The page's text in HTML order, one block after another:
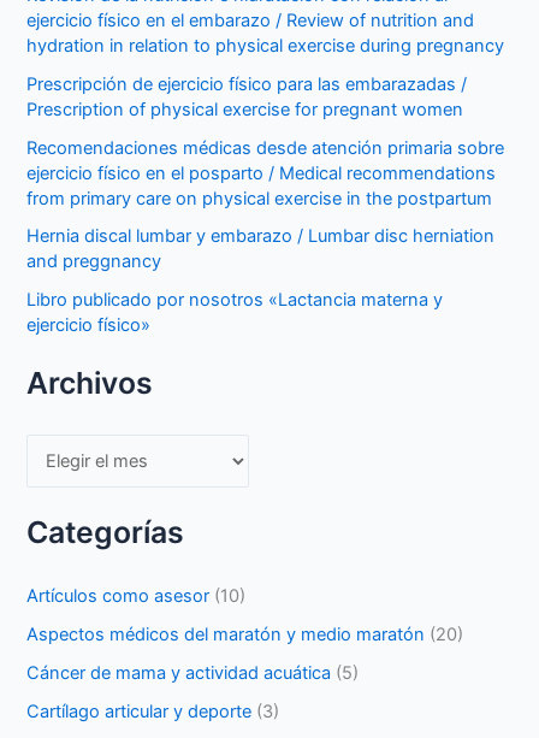
ejercicio físico en el embarazo / Review of nutrition and
hydration in relation to physical exercise during pregnancy
Prescripción de ejercicio físico para las embarazadas /
Prescription of physical exercise for pregnant women
Recomendaciones médicas desde atención primaria sobre
ejercicio físico en el posparto / Medical recommendations
from primary care on physical exercise in the postpartum
Hernia discal lumbar y embarazo / Lumbar disc herniation
and preggnancy
Libro publicado por nosotros «Lactancia materna y
ejercicio físico»
Archivos
Archivos
Categorías
Artículos como asesor (10)
Aspectos médicos del maratón y medio maratón (20)
Cáncer de mama y actividad acuática (5)
Cartílago articular y deporte (3)